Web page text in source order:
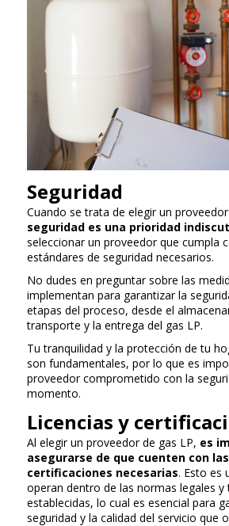
Seguridad
Cuando se trata de elegir un
seguridad es una prioridad
seleccionar un proveedor que cumpla
estándares de seguridad necesarios.
No dudes en preguntar sobre las
implementan para garantizar la
etapas del proceso, desde el
transporte y la entrega del gas LP.
Tu tranquilidad y la protección de tu
son fundamentales, por lo que es
proveedor comprometido con la
momento.
Licencias y
Al elegir un proveedor de gas LP, es
asegurarse de que cuenten con
certificaciones necesarias. Esto es
operan dentro de las normas legales y
establecidas, lo cual es esencial para
seguridad y la calidad del servicio que